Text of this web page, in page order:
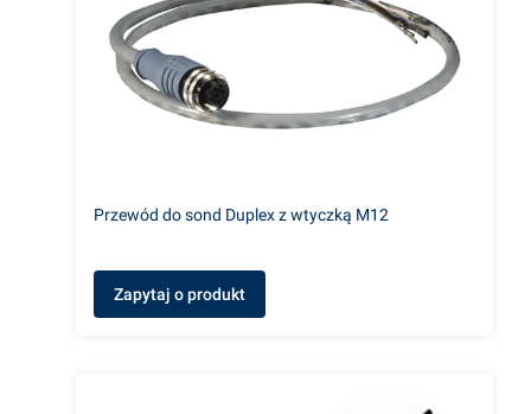
Przewód do sond Duplex z wtyczką M12
Zapytaj o produkt